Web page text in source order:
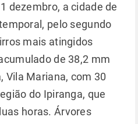
dezembro, a cidade de
pelo segundo
mais atingidos
de 38,2 mm
Vila Mariana, com 30
do Ipiranga, que
horas. Árvores